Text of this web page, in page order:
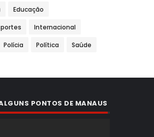
Educação
Internacional
Polícia Política Saúde
PONTOS DE MANAUS